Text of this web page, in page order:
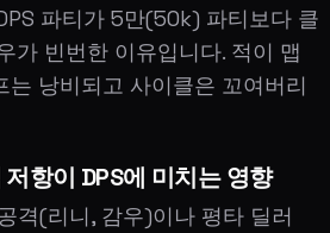
파티가 5만(50k) 파티보다 클
가 빈번한 이유입니다. 적이 맵
는 낭비되고 사이클은 꼬여버리
항이 DPS에 미치는 영향
격(리니, 감우)이나 평타 딜러